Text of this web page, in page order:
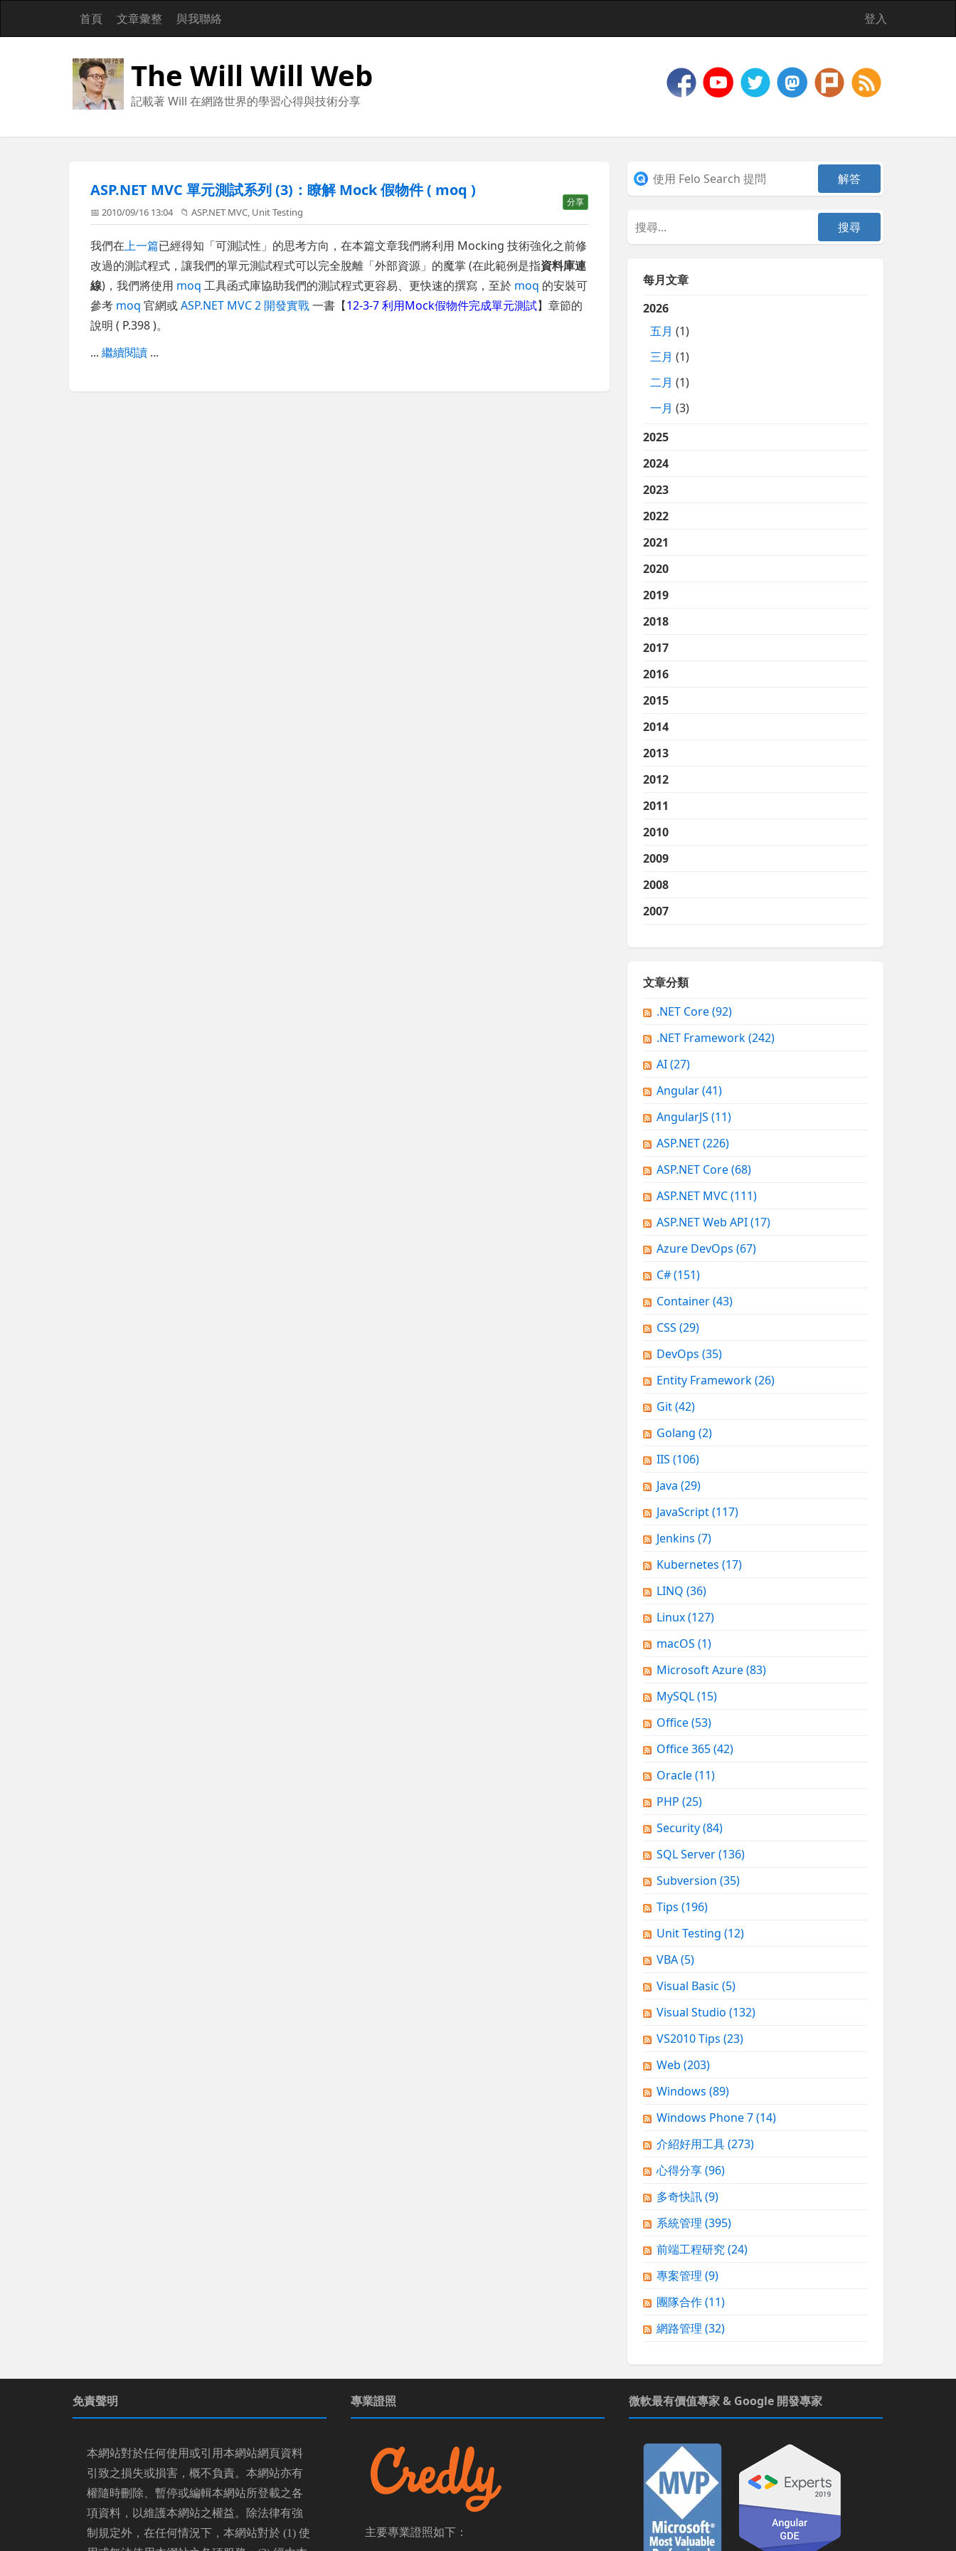
首頁 文章彙整 與我聯絡 登入
The Will Will Web
記載著 Will 在網路世界的學習心得與技術分享
ASP.NET MVC 單元測試系列 (3)：瞭解 Mock 假物件 ( moq )
分享
📅 2010/09/16 13:04 📁ASP.NET MVC, Unit Testing
我們在上一篇已經得知「可測試性」的思考方向，在本篇文章我們將利用 Mocking 技術強化之前修
改過的測試程式，讓我們的單元測試程式可以完全脫離「外部資源」的魔掌 (在此範例是指資料庫連
線)，我們將使用 moq 工具函式庫協助我們的測試程式更容易、更快速的撰寫，至於 moq 的安裝可
參考 moq 官網或ASP.NET MVC 2 開發實戰一書【12-3-7 利用Mock假物件完成單元測試】章節的
說明 ( P.398 )。
...繼續閱讀 ...
每月文章
2026
五月 (1)
三月 (1)
二月 (1)
一月 (3)
2025
2024
2023
2022
2021
2020
2019
2018
2017
2016
2015
2014
2013
2012
2011
2010
2009
2008
2007
文章分類
.NET Core(92)
.NET Framework(242)
AI(27)
Angular(41)
AngularJS (11)
ASP.NET(226)
ASP.NET Core(68)
ASP.NET MVC(111)
ASP.NET Web API(17)
Azure DevOps (67)
C#(151)
Container(43)
CSS (29)
DevOps (35)
Entity Framework(26)
Git(42)
Golang (2)
IIS (106)
Java (29)
JavaScript(117)
Jenkins (7)
Kubernetes (17)
LINQ (36)
Linux(127)
macOS (1)
Microsoft Azure(83)
MySQL(15)
Office(53)
Office 365(42)
Oracle(11)
PHP (25)
Security(84)
SQL Server(136)
Subversion (35)
Tips (196)
Unit Testing (12)
VBA(5)
Visual Basic (5)
Visual Studio (132)
VS2010 Tips (23)
Web (203)
Windows (89)
Windows Phone 7(14)
介紹好用工具(273)
心得分享(96)
多奇快訊(9)
系統管理 (395)
前端工程研究(24)
專案管理 (9)
團隊合作(11)
網路管理 (32)
免責聲明
本網站對於任何使用或引用本網站網頁資料
引致之損失或損害，概不負責。本網站亦有
權隨時刪除、暫停或編輯本網站所登載之各
項資料，以維護本網站之權益。除法律有強
制規定外，在任何情況下，本網站對於 (1) 使
專業證照
主要專業證照如下：
微軟最有價值專家 & Google 開發專家